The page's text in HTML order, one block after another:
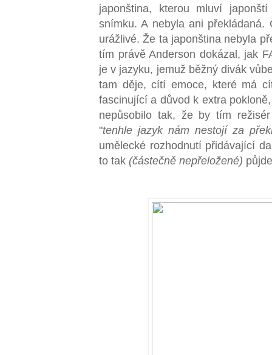
japonština, kterou mluví
snímku. A nebyla ani
urážlivé. Že ta japonština nebyla
tím právě Anderson dokázal, jak
je v jazyku, jemuž běžný divák
tam děje, cítí emoce, které má
fascinující a důvod k extra
nepůsobilo tak, že by tím
"tenhle jazyk nám nestojí za
umělecké rozhodnutí přidávající
to tak (částečně nepřeložené)